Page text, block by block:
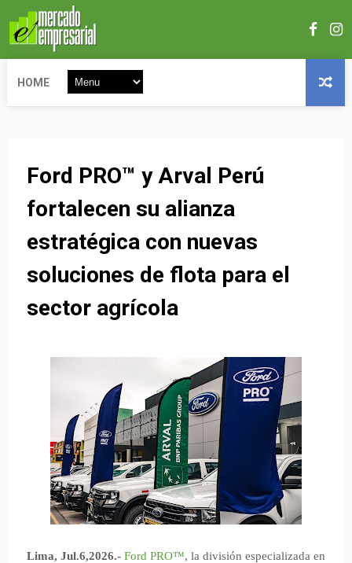
HOME
Ford PRO™ y Arval Perú
fortalecen su alianza
estratégica con nuevas
soluciones de flota para el
sector agrícola
Lima, Jul.6,2026.- Ford PRO™, la división especializada en